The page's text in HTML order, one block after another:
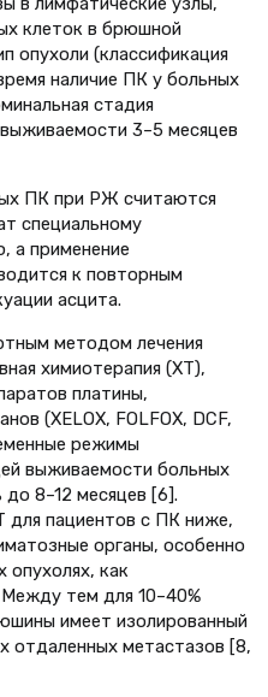
клеток в брюшной
опухоли (классификация
наличие ПК у больных
стадия
3–5 месяцев
ПК при РЖ считаются
специальному
а применение
к повторным
асцита.
методом лечения
химиотерапия (ХТ),
платины,
(XELOX, FOLFOX, DCF,
режимы
выживаемости больных
8–12 месяцев [6].
для пациентов с ПК ниже,
органы, особенно
опухолях, как
тем для 10–40%
имеет изолированный
отдаленных метастазов [8,